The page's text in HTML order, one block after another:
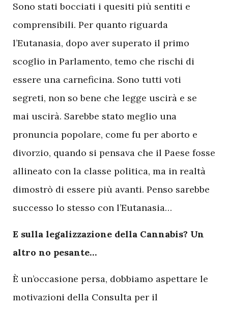
Sono stati bocciati i quesiti più sentiti e
comprensibili. Per quanto riguarda
l’Eutanasia, dopo aver superato il primo
scoglio in Parlamento, temo che rischi di
essere una carneficina. Sono tutti voti
segreti, non so bene che legge uscirà e se
mai uscirà. Sarebbe stato meglio una
pronuncia popolare, come fu per aborto e
divorzio, quando si pensava che il Paese fosse
allineato con la classe politica, ma in realtà
dimostrò di essere più avanti. Penso sarebbe
successo lo stesso con l’Eutanasia…
E sulla legalizzazione della Cannabis? Un
altro no pesante…
È un’occasione persa, dobbiamo aspettare le
motivazioni della Consulta per il